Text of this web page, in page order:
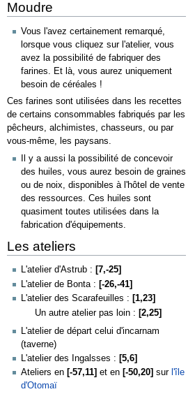
Moudre
Vous l'avez certainement remarqué,
lorsque vous cliquez sur l'atelier, vous
avez la possibilité de fabriquer des
farines. Et là, vous aurez uniquement
besoin de céréales !
Ces farines sont utilisées dans les recettes
de certains consommables fabriqués par les
pêcheurs, alchimistes, chasseurs, ou par
vous-même, les paysans.
Il y a aussi la possibilité de concevoir
des huiles, vous aurez besoin de graines
ou de noix, disponibles à l'hôtel de vente
des ressources. Ces huiles sont
quasiment toutes utilisées dans la
fabrication d'équipements.
Les ateliers
L'atelier d'Astrub : [7,-25]
L'atelier de Bonta : [-26,-41]
L'atelier des Scarafeuilles : [1,23]
Un autre atelier pas loin : [2,25]
L'atelier de départ celui d'incarnam
(taverne)
L'atelier des Ingalsses : [5,6]
Ateliers en [-57,11] et en [-50,20] sur l'île
d'Otomaï